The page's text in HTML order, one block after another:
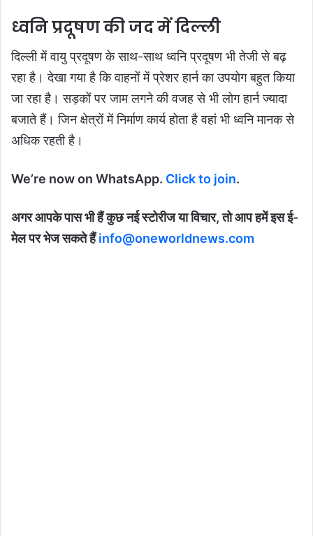
ध्वनि प्रदूषण की जद में दिल्ली
दिल्ली में वायु प्रदूषण के साथ-साथ ध्वनि प्रदूषण भी तेजी से बढ़
रहा है। देखा गया है कि वाहनों में प्रेशर हार्न का उपयाेग बहुत किया
जा रहा है। सड़कों पर जाम लगने की वजह से भी लोग हार्न ज्यादा
बजाते हैं। जिन क्षेत्रों में निर्माण कार्य होता है वहां भी ध्वनि मानक से
अधिक रहती है।
We’re now on WhatsApp. Click to join.
अगर आपके पास भी हैं कुछ नई स्टोरीज या विचार, तो आप हमें इस ई-
मेल पर भेज सकते हैंinfo@oneworldnews.com